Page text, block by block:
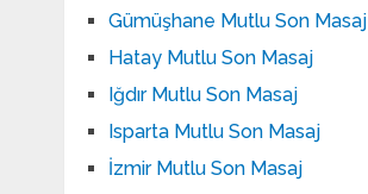
Gümüşhane Mutlu Son Masaj
Hatay Mutlu Son Masaj
Iğdır Mutlu Son Masaj
Isparta Mutlu Son Masaj
İzmir Mutlu Son Masaj